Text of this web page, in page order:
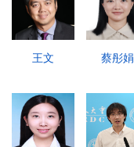
王文 蔡彤娟